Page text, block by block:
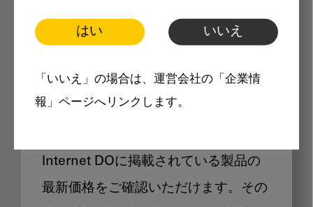
はい いいえ
「いいえ」の場合は、運営会社の「企業情
報」ページへリンクします。
製品価格も閲覧可能
Internet DOに掲載されている製品の
最新価格をご確認いただけます。その